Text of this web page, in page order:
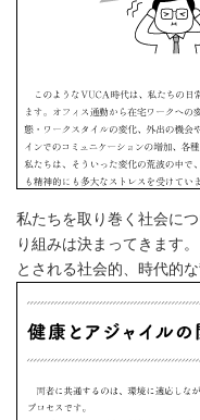
私たちを取り巻く社会に
り組みは決まってきます
とされる社会的、時代的